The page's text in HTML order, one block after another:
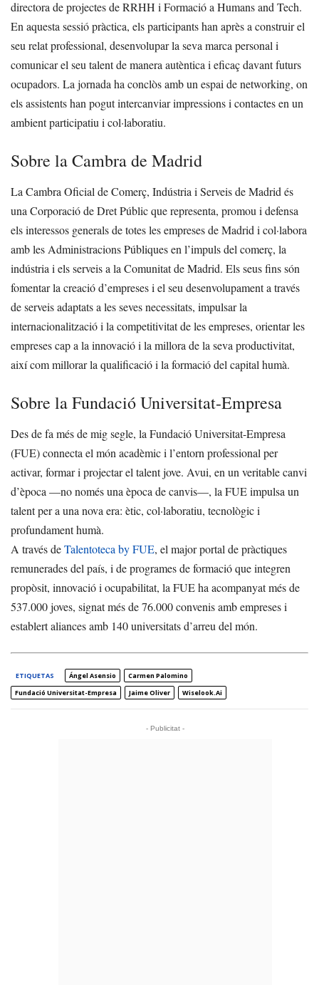
directora de projectes de RRHH i Formació a Humans and Tech.
En aquesta sessió pràctica, els participants han après a construir el
seu relat professional, desenvolupar la seva marca personal i
comunicar el seu talent de manera autèntica i eficaç davant futurs
ocupadors. La jornada ha conclòs amb un espai de networking, on
els assistents han pogut intercanviar impressions i contactes en un
ambient participatiu i col·laboratiu.
Sobre la Cambra de Madrid
La Cambra Oficial de Comerç, Indústria i Serveis de Madrid és
una Corporació de Dret Públic que representa, promou i defensa
els interessos generals de totes les empreses de Madrid i col·labora
amb les Administracions Públiques en l’impuls del comerç, la
indústria i els serveis a la Comunitat de Madrid. Els seus fins són
fomentar la creació d’empreses i el seu desenvolupament a través
de serveis adaptats a les seves necessitats, impulsar la
internacionalització i la competitivitat de les empreses, orientar les
empreses cap a la innovació i la millora de la seva productivitat,
així com millorar la qualificació i la formació del capital humà.
Sobre la Fundació Universitat-Empresa
Des de fa més de mig segle, la Fundació Universitat-Empresa
(FUE) connecta el món acadèmic i l’entorn professional per
activar, formar i projectar el talent jove. Avui, en un veritable canvi
d’època —no només una època de canvis—, la FUE impulsa un
talent per a una nova era: ètic, col·laboratiu, tecnològic i
profundament humà.
A través deTalentoteca by FUE, el major portal de pràctiques
remunerades del país, i de programes de formació que integren
propòsit, innovació i ocupabilitat, la FUE ha acompanyat més de
537.000 joves, signat més de 76.000 convenis amb empreses i
establert aliances amb 140 universitats d’arreu del món.
ETIQUETAS Ángel Asensio
Carmen Palomino
Fundació Universitat-Empresa
Jaime Oliver Wiselook.ai
- Publicitat -